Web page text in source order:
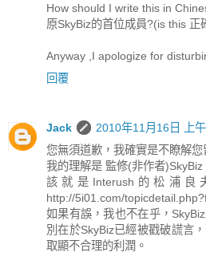
How should I write this in
原SkyBiz的首位成員?(is this 正
Anyway ,I apologize for
回覆
Jack
2010年11月16日 上
您無須道歉，我確實是不瞭解您
我的理解是 監修(非作者
該就是Interush的松浦
http://5i01.com/
如果有誤，我也不在乎，
別在於SkyBiz已經被戳破謊言
取顯不合理的利潤。